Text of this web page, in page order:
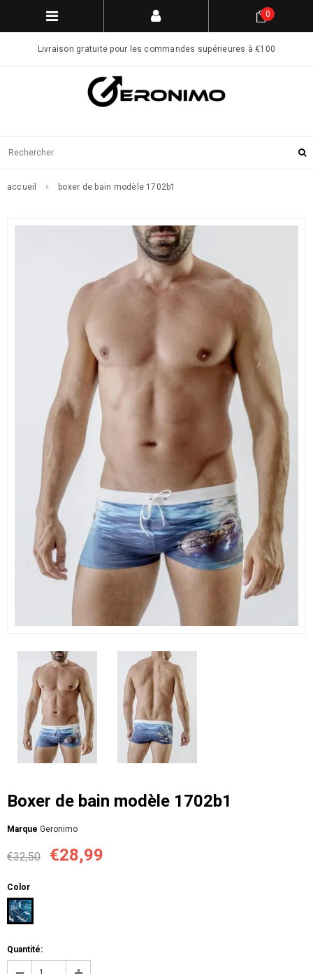
Livraison gratuite pour les commandes supérieures à €100
0
accueil boxer de bain modèle 1702b1
Boxer de bain modèle 1702b1
Мarque Geronimo
€32,50 €28,99
Color
Quantité: